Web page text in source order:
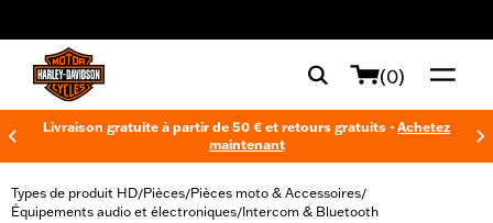
(0)
Livraison gratuite à partir de 50 € et retours gratuits - Achetez
maintenant
Types de produit HD/Pièces/Pièces moto & Accessoires/
Équipements audio et électroniques/Intercom & Bluetooth